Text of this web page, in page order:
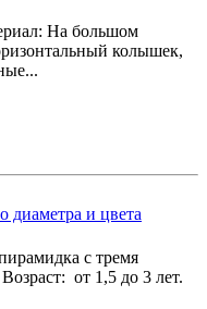
На большом
колышек,
диаметра и цвета
с тремя
от 1,5 до 3 лет.